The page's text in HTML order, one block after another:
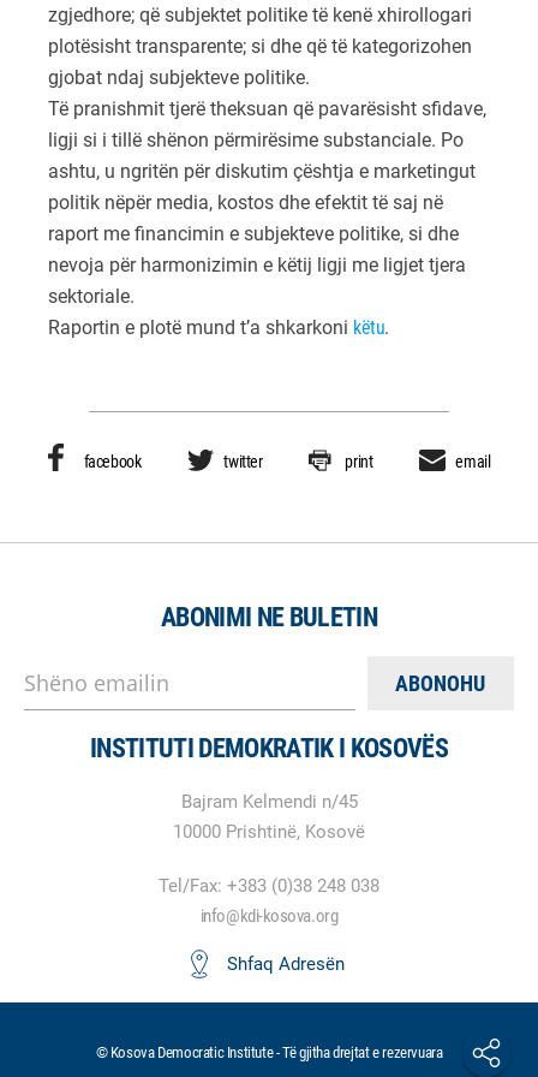
zgjedhore; që subjektet politike të kenë xhirollogari
plotësisht transparente; si dhe që të kategorizohen
gjobat ndaj subjekteve politike.
Të pranishmit tjerë theksuan që pavarësisht sfidave,
ligji si i tillë shënon përmirësime substanciale. Po
ashtu, u ngritën për diskutim çështja e marketingut
politik nëpër media, kostos dhe efektit të saj në
raport me financimin e subjekteve politike, si dhe
nevoja për harmonizimin e këtij ligji me ligjet tjera
sektoriale.
Raportin e plotë mund t’a shkarkoni këtu.
facebook twitter print email
ABONIMI NE BULETIN
Shëno emailin
INSTITUTI DEMOKRATIK I KOSOVËS
Bajram Kelmendi n/45
10000 Prishtinë, Kosovë
Tel/Fax: +383 (0)38 248 038
info@kdi-kosova.org
Shfaq Adresën
© Kosova Democratic Institute - Të gjitha drejtat e rezervuara